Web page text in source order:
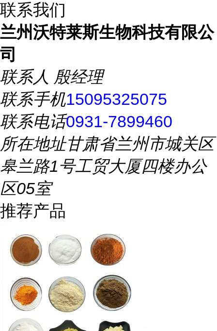
联系我们
兰州沃特莱斯生物科技有限公
司
联系人 殷经理
联系手机15095325075
联系电话0931-7899460
所在地址甘肃省兰州市城关区
皋兰路1号工贸大厦四楼办公
区05室
推荐产品